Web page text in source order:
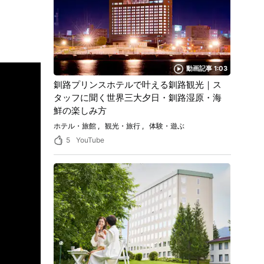
動画記事 1:03
釧路プリンスホテルで叶える釧路観光｜ス
タッフに聞く世界三大夕日・釧路湿原・海
鮮の楽しみ方
ホテル・旅館 観光・旅行
体験・遊ぶ
5
YouTube